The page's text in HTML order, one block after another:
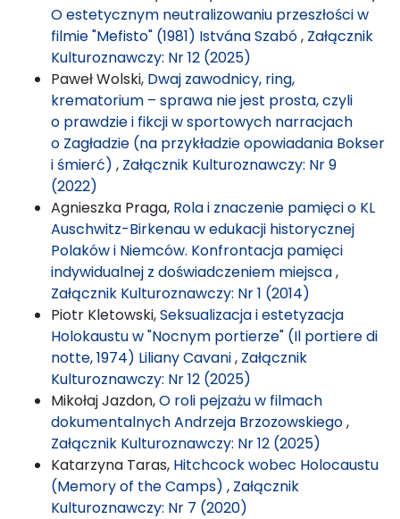
O estetycznym neutralizowaniu przeszłości w
filmie "Mefisto" (1981) Istvána Szabó, Załącznik
Kulturoznawczy: Nr 12 (2025)
Paweł Wolski, Dwaj zawodnicy, ring,
krematorium – sprawa nie jest prosta, czyli
o prawdzie i fikcji w sportowych narracjach
o Zagładzie (na przykładzie opowiadania Bokser
i śmierć) , Załącznik Kulturoznawczy: Nr 9
(2022)
Agnieszka Praga, Rola i znaczenie pamięci o KL
Auschwitz-Birkenau w edukacji historycznej
Polaków i Niemców. Konfrontacja pamięci
indywidualnej z doświadczeniem miejsca,
Załącznik Kulturoznawczy: Nr 1 (2014)
Piotr Kletowski,Seksualizacja i estetyzacja
Holokaustu w "Nocnym portierze" (Il portiere di
notte, 1974) Liliany Cavani, Załącznik
Kulturoznawczy: Nr 12 (2025)
Mikołaj Jazdon,O roli pejzażu w filmach
dokumentalnych Andrzeja Brzozowskiego,
Załącznik Kulturoznawczy: Nr 12 (2025)
Katarzyna Taras, Hitchcock wobec Holocaustu
(Memory of the Camps) , Załącznik
Kulturoznawczy: Nr 7 (2020)